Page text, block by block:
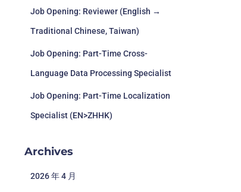
Job Opening: Reviewer (English →
Traditional Chinese, Taiwan)
Job Opening: Part-Time Cross-
Language Data Processing Specialist
Job Opening: Part-Time Localization
Specialist (EN>ZHHK)
Archives
2026 年 4 月